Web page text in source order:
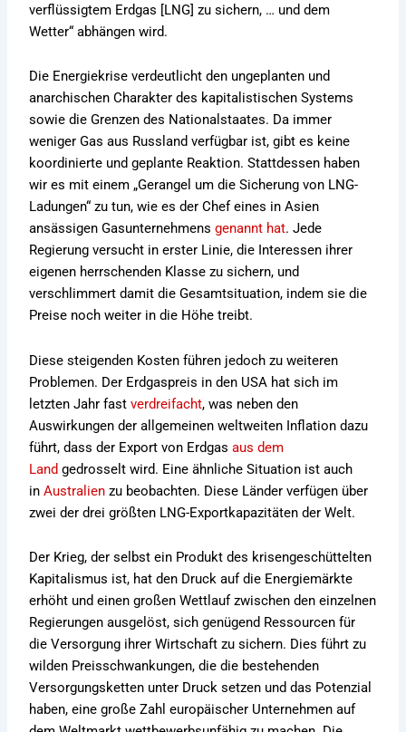
verflüssigtem Erdgas [LNG] zu sichern, … und dem
Wetter“ abhängen wird.
Die Energiekrise verdeutlicht den ungeplanten und
anarchischen Charakter des kapitalistischen Systems
sowie die Grenzen des Nationalstaates. Da immer
weniger Gas aus Russland verfügbar ist, gibt es keine
koordinierte und geplante Reaktion. Stattdessen haben
wir es mit einem „Gerangel um die Sicherung von LNG-
Ladungen“ zu tun, wie es der Chef eines in Asien
ansässigen Gasunternehmensgenannt hat. Jede
Regierung versucht in erster Linie, die Interessen ihrer
eigenen herrschenden Klasse zu sichern, und
verschlimmert damit die Gesamtsituation, indem sie die
Preise noch weiter in die Höhe treibt.
Diese steigenden Kosten führen jedoch zu weiteren
Problemen. Der Erdgaspreis in den USA hat sich im
letzten Jahr fastverdreifacht, was neben den
Auswirkungen der allgemeinen weltweiten Inflation dazu
führt, dass der Export von Erdgasaus dem
Land gedrosselt wird. Eine ähnliche Situation ist auch
inAustralien zu beobachten. Diese Länder verfügen über
zwei der drei größten LNG-Exportkapazitäten der Welt.
Der Krieg, der selbst ein Produkt des krisengeschüttelten
Kapitalismus ist, hat den Druck auf die Energiemärkte
erhöht und einen großen Wettlauf zwischen den einzelnen
Regierungen ausgelöst, sich genügend Ressourcen für
die Versorgung ihrer Wirtschaft zu sichern. Dies führt zu
wilden Preisschwankungen, die die bestehenden
Versorgungsketten unter Druck setzen und das Potenzial
haben, eine große Zahl europäischer Unternehmen auf